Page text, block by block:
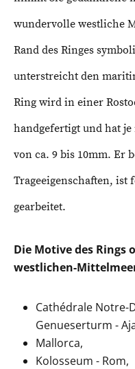
wundervolle westliche
Rand des Ringes
unterstreicht den
Ring wird in einer
handgefertigt und hat
von ca. 9 bis 10mm. Er
Trageeigenschaften, ist
gearbeitet.
Die Motive des Rings
westlichen-
Cathédrale Notre-
Genueserturm -
Mallorca,
Kolosseum - Rom,